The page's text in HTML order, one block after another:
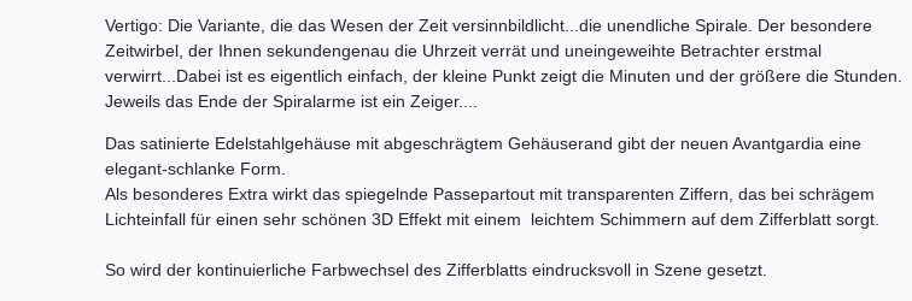
Vertigo: Die Variante, die das Wesen der Zeit versinnbildlicht...die unendliche Spirale. Der besondere
Zeitwirbel, der Ihnen sekundengenau die Uhrzeit verrät und uneingeweihte Betrachter erstmal
verwirrt...Dabei ist es eigentlich einfach, der kleine Punkt zeigt die Minuten und der größere die Stunden.
Jeweils das Ende der Spiralarme ist ein Zeiger....
Das satinierte Edelstahlgehäuse mit abgeschrägtem Gehäuserand gibt der neuen Avantgardia eine
elegant-schlanke Form.
Als besonderes Extra wirkt das spiegelnde Passepartout mit transparenten Ziffern, das bei schrägem
Lichteinfall für einen sehr schönen 3D Effekt mit einem leichtem Schimmern auf dem Zifferblatt sorgt.
So wird der kontinuierliche Farbwechsel des Zifferblatts eindrucksvoll in Szene gesetzt.